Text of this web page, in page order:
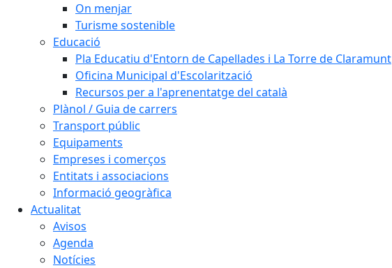
On menjar
Turisme sostenible
Educació
Pla Educatiu d'Entorn de Capellades i La Torre de Claramunt
Oficina Municipal d'Escolarització
Recursos per a l'aprenentatge del català
Plànol / Guia de carrers
Transport públic
Equipaments
Empreses i comerços
Entitats i associacions
Informació geogràfica
Actualitat
Avisos
Agenda
Notícies